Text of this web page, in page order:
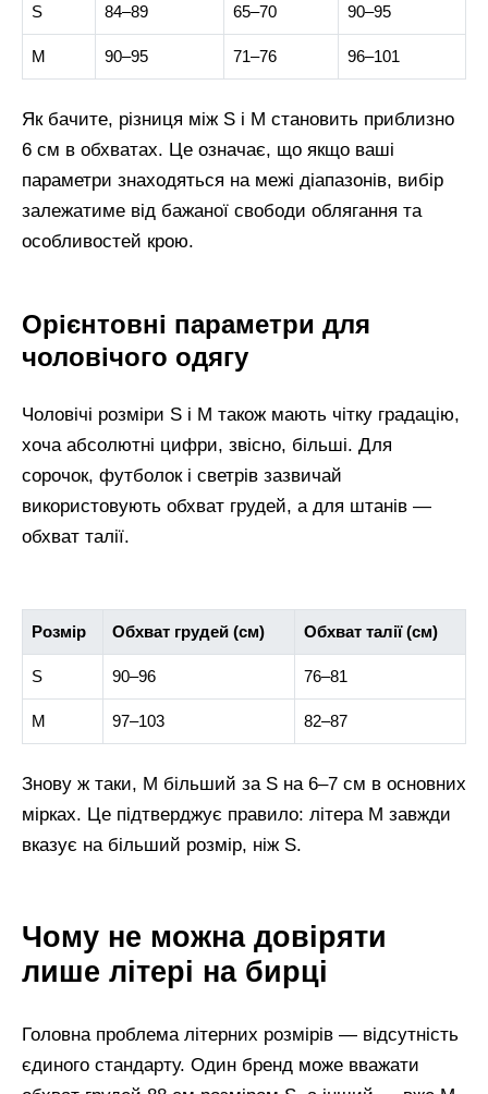
S 84–89 65–70 90–95
M 90–95 71–76 96–101
Як бачите, різниця між S і M становить приблизно
6 см в обхватах. Це означає, що якщо ваші
параметри знаходяться на межі діапазонів, вибір
залежатиме від бажаної свободи облягання та
особливостей крою.
Орієнтовні параметри для
чоловічого одягу
Чоловічі розміри S і M також мають чітку градацію,
хоча абсолютні цифри, звісно, більші. Для
сорочок, футболок і светрів зазвичай
використовують обхват грудей, а для штанів —
обхват талії.
Розмір Обхват грудей (см) Обхват талії (см)
S 90–96 76–81
M 97–103 82–87
Знову ж таки, M більший за S на 6–7 см в основних
мірках. Це підтверджує правило: літера M завжди
вказує на більший розмір, ніж S.
Чому не можна довіряти
лише літері на бирці
Головна проблема літерних розмірів — відсутність
єдиного стандарту. Один бренд може вважати